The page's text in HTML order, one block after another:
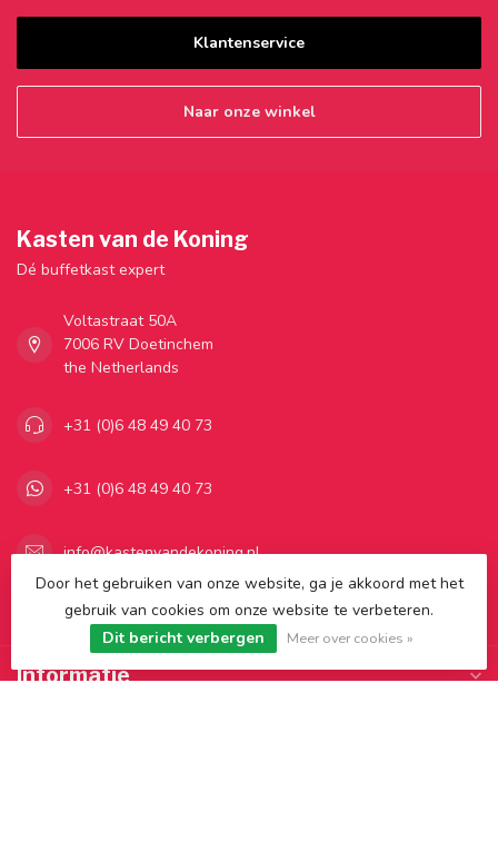
Klantenservice
Naar onze winkel
Kasten van de Koning
Dé buffetkast expert
Voltastraat 50A
7006 RV Doetinchem
the Netherlands
+31 (0)6 48 49 40 73
+31 (0)6 48 49 40 73
info@kastenvandekoning.nl
Categorieën
Informatie
Door het gebruiken van onze website, ga je akkoord met het
gebruik van cookies om onze website te verbeteren.
Dit bericht verbergen
Meer over cookies »